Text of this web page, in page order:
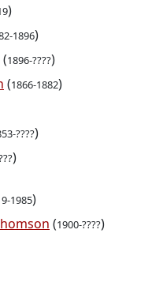
)
1896)
(1896-????)
(1866-1882)
????)
)
1985)
(1900-????)